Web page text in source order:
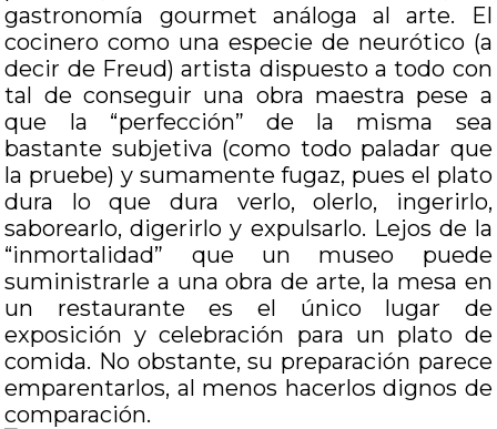
gastronomía gourmet análoga al arte. El
cocinero como una especie de neurótico (a
decir de Freud) artista dispuesto a todo con
tal de conseguir una obra maestra pese a
que la “perfección” de la misma sea
bastante subjetiva (como todo paladar que
la pruebe) y sumamente fugaz, pues el plato
dura lo que dura verlo, olerlo, ingerirlo,
saborearlo, digerirlo y expulsarlo. Lejos de la
“inmortalidad” que un museo puede
suministrarle a una obra de arte, la mesa en
un restaurante es el único lugar de
exposición y celebración para un plato de
comida. No obstante, su preparación parece
emparentarlos, al menos hacerlos dignos de
comparación.